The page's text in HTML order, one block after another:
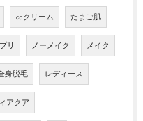
㏄クリーム たまご肌
リ ノーメイク メイク
身脱毛 レディース
アクア